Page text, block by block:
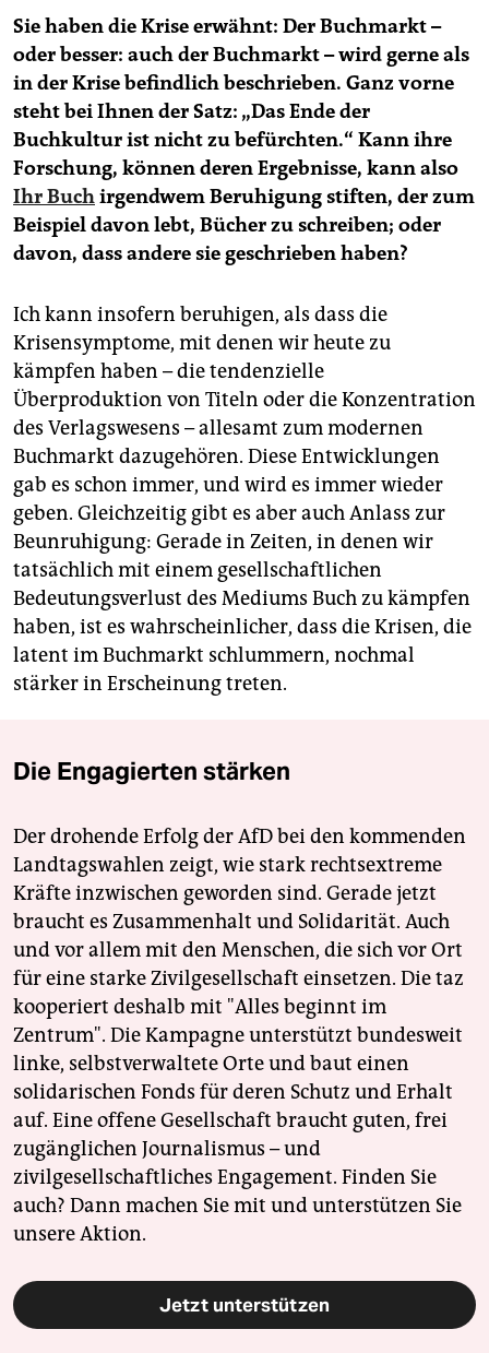
Sie haben die Krise erwähnt: Der Buchmarkt –
oder besser: auch der Buchmarkt – wird gerne als
in der Krise befindlich beschrieben. Ganz vorne
steht bei Ihnen der Satz: „Das Ende der
Buchkultur ist nicht zu befürchten.“ Kann ihre
Forschung, können deren Ergebnisse, kann also
Ihr Buchirgendwem Beruhigung stiften, der zum
Beispiel davon lebt, Bücher zu schreiben; oder
davon, dass andere sie geschrieben haben?
Ich kann insofern beruhigen, als dass die
Krisensymptome, mit denen wir heute zu
kämpfen haben – die tendenzielle
Überproduktion von Titeln oder die Konzentration
des Verlagswesens – allesamt zum modernen
Buchmarkt dazugehören. Diese Entwicklungen
gab es schon immer, und wird es immer wieder
geben. Gleichzeitig gibt es aber auch Anlass zur
Beunruhigung: Gerade in Zeiten, in denen wir
tatsächlich mit einem gesellschaftlichen
Bedeutungsverlust des Mediums Buch zu kämpfen
haben, ist es wahrscheinlicher, dass die Krisen, die
latent im Buchmarkt schlummern, nochmal
stärker in Erscheinung treten.
Die Engagierten stärken
Der drohende Erfolg der AfD bei den kommenden
Landtagswahlen zeigt, wie stark rechtsextreme
Kräfte inzwischen geworden sind. Gerade jetzt
braucht es Zusammenhalt und Solidarität. Auch
und vor allem mit den Menschen, die sich vor Ort
für eine starke Zivilgesellschaft einsetzen. Die taz
kooperiert deshalb mit "Alles beginnt im
Zentrum". Die Kampagne unterstützt bundesweit
linke, selbstverwaltete Orte und baut einen
solidarischen Fonds für deren Schutz und Erhalt
auf. Eine offene Gesellschaft braucht guten, frei
zugänglichen Journalismus – und
zivilgesellschaftliches Engagement. Finden Sie
auch? Dann machen Sie mit und unterstützen Sie
unsere Aktion.
Jetzt unterstützen